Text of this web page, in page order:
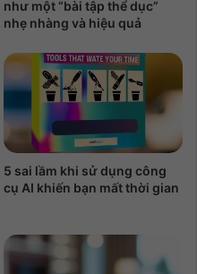
như một “bài tập thể dục”
nhẹ nhàng và hiệu quả
5 sai lầm khi sử dụng công
cụ AI khiến bạn mất thời gian